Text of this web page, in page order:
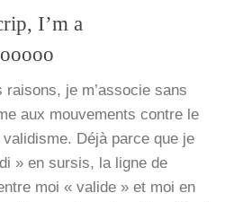
I’m a
rai­sons, je m’associe sans
aux mou­ve­ments contre le
Déjà parce que je
» en sur­sis, la ligne de
moi « valide » et moi en